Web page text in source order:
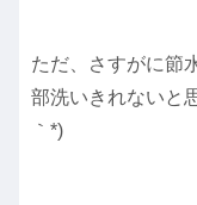
ただ、さすがに節
部洗いきれないと
｀*)